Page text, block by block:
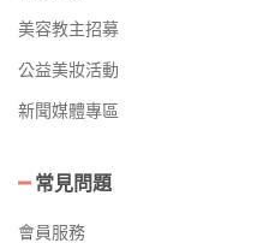
美容教主招募
公益美妝活動
新聞媒體專區
常見問題
會員服務